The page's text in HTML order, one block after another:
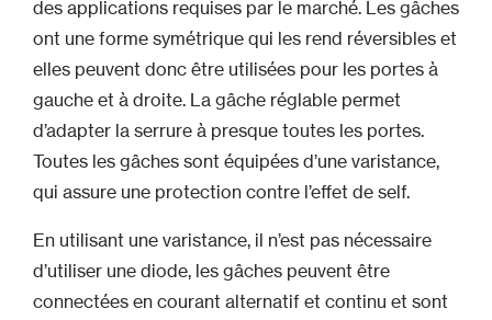
des applications requises par le marché. Les gâches
ont une forme symétrique qui les rend réversibles et
elles peuvent donc être utilisées pour les portes à
gauche et à droite. La gâche réglable permet
d’adapter la serrure à presque toutes les portes.
Toutes les gâches sont équipées d’une varistance,
qui assure une protection contre l’effet de self.
En utilisant une varistance, il n’est pas nécessaire
d’utiliser une diode, les gâches peuvent être
connectées en courant alternatif et continu et sont